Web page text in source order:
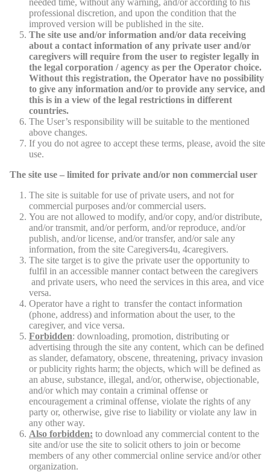
needed time, without any warning, and/or according to his
professional discretion, and upon the condition that the
improved version will be published in the site.
The site use and/or information and/or data receiving
about a contact information of any private user and/or
caregivers will require from the user to register legally in
the legal corporation / agency as per the Operator choice.
Without this registration, the Operator have no possibility
to give any information and/or to provide any service, and
this is in a view of the legal restrictions in different
countries.
The User’s responsibility will be suitable to the mentioned
above changes.
If you do not agree to accept these terms, please, avoid the site
use.
The site use – limited for private and/or non commercial user
The site is suitable for use of private users, and not for
commercial purposes and/or commercial users.
You are not allowed to modify, and/or copy, and/or distribute,
and/or transmit, and/or perform, and/or reproduce, and/or
publish, and/or license, and/or transfer, and/or sale any
information, from the site Caregivers4u, 4caregivers.
The site target is to give the private user the opportunity to
fulfil in an accessible manner contact between the caregivers
and private users, who need the services in this area, and vice
versa.
Operator have a right to transfer the contact information
(phone, address) and information about the user, to the
caregiver, and vice versa.
Forbidden: downloading, promotion, distributing or
advertising through the site any content, which can be defined
as slander, defamatory, obscene, threatening, privacy invasion
or publicity rights harm; the objects, which will be defined as
an abuse, substance, illegal, and/or, otherwise, objectionable,
and/or which may contain a criminal offense or
encouragement a criminal offense, violate the rights of any
party or, otherwise, give rise to liability or violate any law in
any other way.
Also forbidden: to download any commercial content to the
site and/or use the site to solicit others to join or become
members of any other commercial online service and/or other
organization.